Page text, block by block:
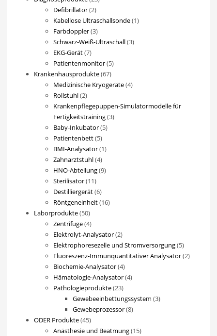
Defibrillator 22
Produkte
Kabellose Ultraschallsonde 11
Farbdoppler 33
Produkte
Schwarz-Weiß-Ultraschall 33
EKG-Gerät 77
Produkte
Patientenmonitor 55
Krankenhausprodukte 6767
Produkte
Medizinische Kryogeräte 44
Rollstuhl 22
Produkte
Krankenpflegepuppen-Simulatormodelle für
Fertigkeitstraining 33
Baby-Inkubator 55
Patientenbett 55
Produkte
BMI-Analysator 11
Zahnarztstuhl 44
Produkte
HNO-Abteilung 99
Sterilisator 1111
Produkte
Destilliergerät 66
Produkte
Röntgeneinheit 1616
Laborprodukte 5050
Produkte
Zentrifuge 44
Produkte
Elektrolyt-Analysator 22
Produkte
Elektrophoresezelle und Stromversorgung 55
Produkte
Fluoreszenz-Immunquantitativer Analysator 22
Biochemie-Analysator 44
Produkte
Hämatologie-Analysator 44
Pathologieprodukte 2323
Produkte
Gewebeeinbettungssystem 33
Gewebeprozessor 88
ODER Produkte 4545
Produkte
Anästhesie und Beatmung 1515